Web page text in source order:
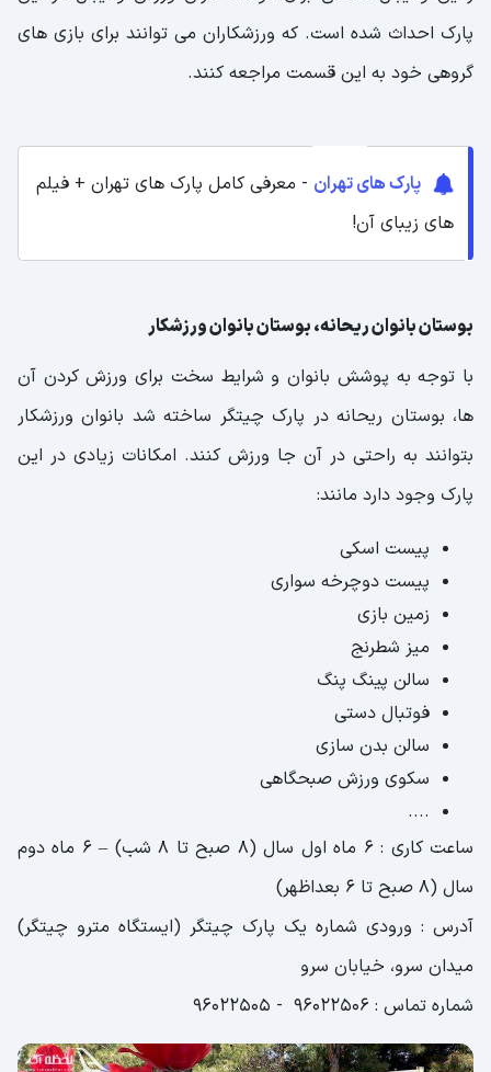
پارک احداث شده است. که ورزشکاران می توانند برای بازی های
گروهی خود به این قسمت مراجعه کنند.
پارک های تهران - معرفی کامل پارک های تهران + فیلم
های زیبای آن!
بوستان بانوان ریحانه، بوستان بانوان ورزشکار
با توجه به پوشش بانوان و شرایط سخت برای ورزش کردن آن
ها، بوستان ریحانه در پارک چیتگر ساخته شد بانوان ورزشکار
بتوانند به راحتی در آن جا ورزش کنند. امکانات زیادی در این
پارک وجود دارد مانند:
پیست اسکی
پیست دوچرخه سواری
زمین بازی
میز شطرنج
سالن پینگ پنگ
فوتبال دستی
سالن بدن سازی
سکوی ورزش صبحگاهی
....
ساعت کاری : 6 ماه اول سال (8 صبح تا 8 شب) – 6 ماه دوم
سال (8 صبح تا 6 بعداظهر)
آدرس : ورودی شماره یک پارک چیتگر (ایستگاه مترو چیتگر)
میدان سرو، خیابان سرو
شماره تماس : 96022506 - 96022505